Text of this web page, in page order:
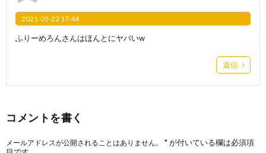
2021-05-22 17:44
ふりーめろんさんはほんとにヤバいw
返信
コメントを書く
メールアドレスが公開されることはありません。 *が付いている欄は必須項